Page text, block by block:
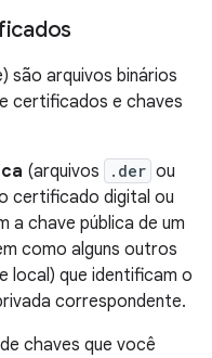
são arquivos binários
certificados e chaves
(arquivos .der ou
certificado digital ou
a chave pública de um
como alguns outros
local) que identificam o
correspondente.
chaves que você